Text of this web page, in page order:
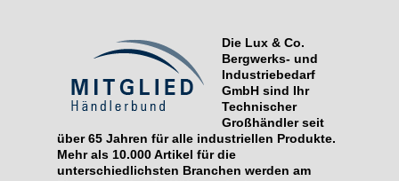
Die Lux & Co.
Bergwerks- und
Industriebedarf
GmbH sind Ihr
Technischer
Großhändler seit
über 65 Jahren für alle industriellen Produkte.
Mehr als 10.000 Artikel für die
unterschiedlichsten Branchen werden am